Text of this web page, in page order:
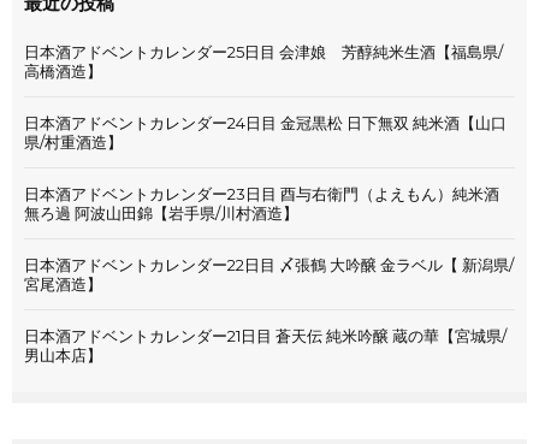
日本酒アドベントカレンダー25日目 会津娘 芳醇純米生酒【福島県/
高橋酒造】
日本酒アドベントカレンダー24日目 金冠黒松 日下無双 純米酒【山口
県/村重酒造】
日本酒アドベントカレンダー23日目 酉与右衛門（よえもん）純米酒
無ろ過 阿波山田錦【岩手県/川村酒造】
日本酒アドベントカレンダー22日目 〆張鶴 大吟醸 金ラベル【 新潟県/
宮尾酒造】
日本酒アドベントカレンダー21日目 蒼天伝 純米吟醸 蔵の華【宮城県/
男山本店】